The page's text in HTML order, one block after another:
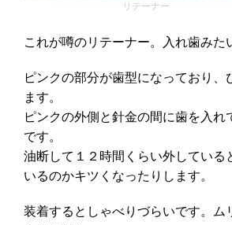
リテーナー
これが噂のリテーナー。入れ歯みた
ピンクの部分が歯型になっており、
ます。
ピンクの外側と針金の間に歯を入れ
です。
油断して１２時間くらい外している
いるのかキツくなったりします。
装着するとしゃべりづらいです。ム